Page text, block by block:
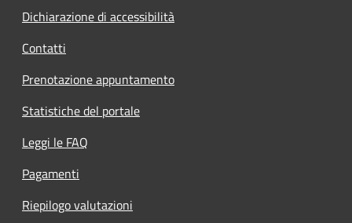
Dichiarazione di accessibilità
Contatti
Prenotazione appuntamento
Statistiche del portale
Leggi le FAQ
Pagamenti
Riepilogo valutazioni